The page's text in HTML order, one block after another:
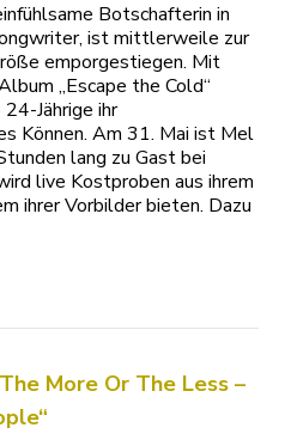
Botschafterin in
ist mittlerweile zur
emporgestiegen. Mit
„Escape the Cold“
Jährige ihr
Können. Am 31. Mai ist Mel
lang zu Gast bei
live Kostproben aus ihrem
ihrer Vorbilder bieten. Dazu
More Or The Less –